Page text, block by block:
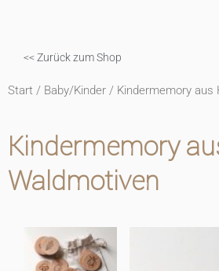
<< Zurück zum Shop
Start / Baby/Kinder / Kindermemory aus
Kindermemory
Waldmotiven